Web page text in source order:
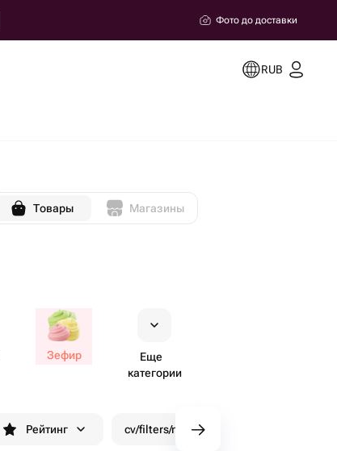
Фото до доставки
RUB
Товары Магазины
Зефир
Еще
категории
Рейтинг cv/filters/name_fast_delivery